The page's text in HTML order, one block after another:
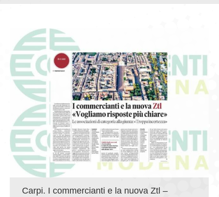
CATEGORIE SINDACALI
SERVIZI
GIOVEDÌ GASTRONOMICI
COMUNICATI E NEWS
CONTATTI
Carpi. I commercianti e la nuova Ztl –